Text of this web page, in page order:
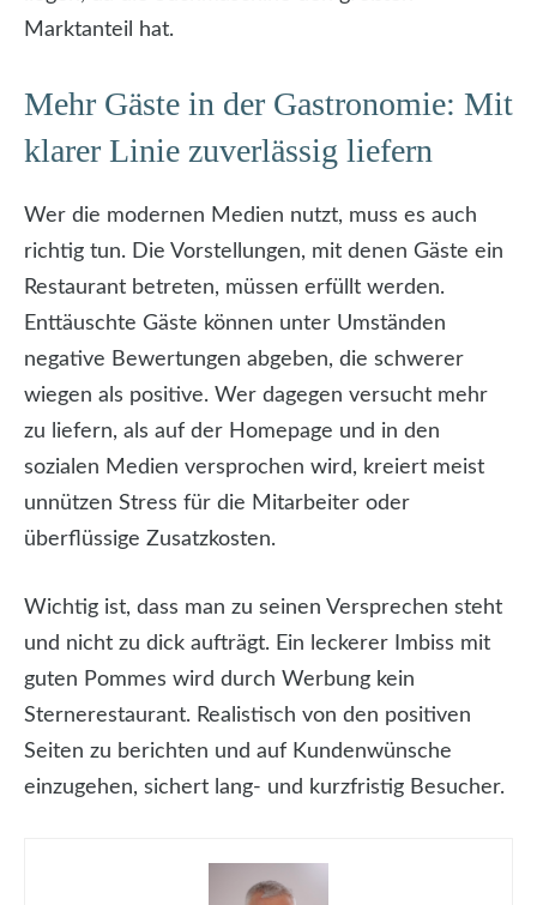
Marktanteil hat.
Mehr Gäste in der Gastronomie: Mit
klarer Linie zuverlässig liefern
Wer die modernen Medien nutzt, muss es auch
richtig tun. Die Vorstellungen, mit denen Gäste ein
Restaurant betreten, müssen erfüllt werden.
Enttäuschte Gäste können unter Umständen
negative Bewertungen abgeben, die schwerer
wiegen als positive. Wer dagegen versucht mehr
zu liefern, als auf der Homepage und in den
sozialen Medien versprochen wird, kreiert meist
unnützen Stress für die Mitarbeiter oder
überflüssige Zusatzkosten.
Wichtig ist, dass man zu seinen Versprechen steht
und nicht zu dick aufträgt. Ein leckerer Imbiss mit
guten Pommes wird durch Werbung kein
Sternerestaurant. Realistisch von den positiven
Seiten zu berichten und auf Kundenwünsche
einzugehen, sichert lang- und kurzfristig Besucher.